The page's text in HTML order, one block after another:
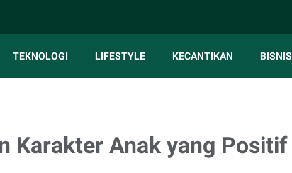
TEKNOLOGI LIFESTYLE KECANTIKAN BISNIS
Karakter Anak yang Positif